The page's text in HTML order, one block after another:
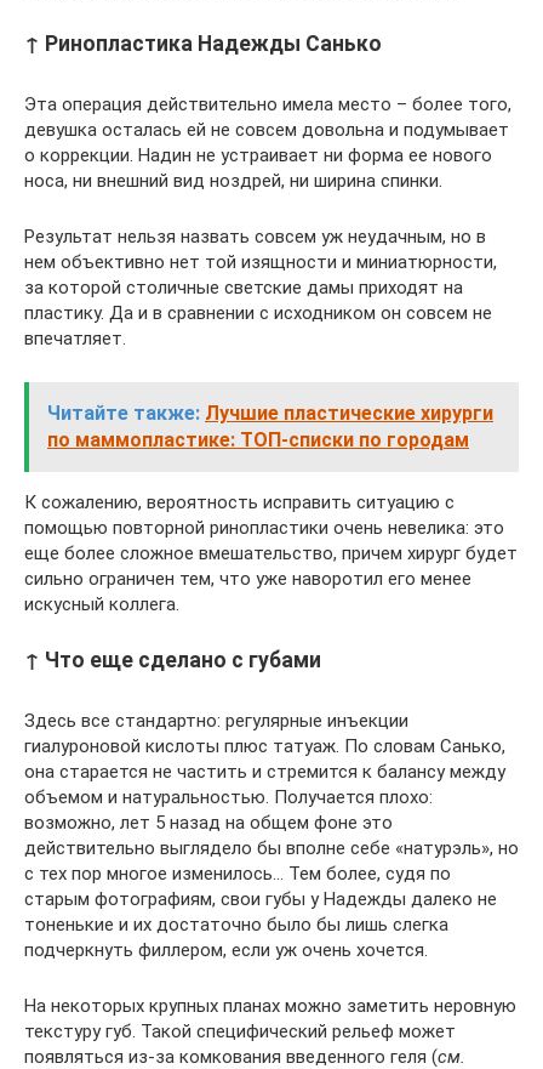
↑ Ринопластика Надежды Санько
Эта операция действительно имела место – более того,
девушка осталась ей не совсем довольна и подумывает
о коррекции. Надин не устраивает ни форма ее нового
носа, ни внешний вид ноздрей, ни ширина спинки.
Результат нельзя назвать совсем уж неудачным, но в
нем объективно нет той изящности и миниатюрности,
за которой столичные светские дамы приходят на
пластику. Да и в сравнении с исходником он совсем не
впечатляет.
Читайте также: Лучшие пластические хирурги
по маммопластике: ТОП-списки по городам
К сожалению, вероятность исправить ситуацию с
помощью повторной ринопластики очень невелика: это
еще более сложное вмешательство, причем хирург будет
сильно ограничен тем, что уже наворотил его менее
искусный коллега.
↑ Что еще сделано с губами
Здесь все стандартно: регулярные инъекции
гиалуроновой кислоты плюс татуаж. По словам Санько,
она старается не частить и стремится к балансу между
объемом и натуральностью. Получается плохо:
возможно, лет 5 назад на общем фоне это
действительно выглядело бы вполне себе «натурэль», но
с тех пор многое изменилось… Тем более, судя по
старым фотографиям, свои губы у Надежды далеко не
тоненькие и их достаточно было бы лишь слегка
подчеркнуть филлером, если уж очень хочется.
На некоторых крупных планах можно заметить неровную
текстуру губ. Такой специфический рельеф может
появляться из-за комкования введенного геля (см.